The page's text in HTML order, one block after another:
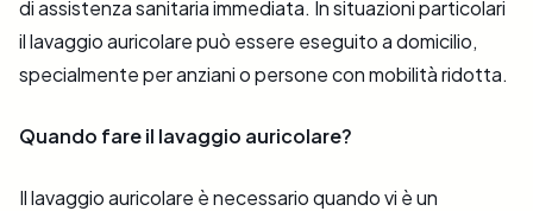
di assistenza sanitaria immediata. In situazioni particolari
il lavaggio auricolare può essere eseguito a domicilio,
specialmente per anziani o persone con mobilità ridotta.
Quando fare il lavaggio auricolare?
Il lavaggio auricolare è necessario quando vi è un